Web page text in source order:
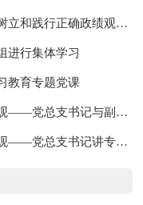
崔爱民为智慧农业学院党员教师讲授树立和践行正确政绩观专题党课
进行集体学习
教育专题党课
智能制造学院：树立和践行正确政绩观——党总支书记与副书记分别讲授专题党课
健康护理学院：树立和践行正确政绩观——党总支书记讲专题党课